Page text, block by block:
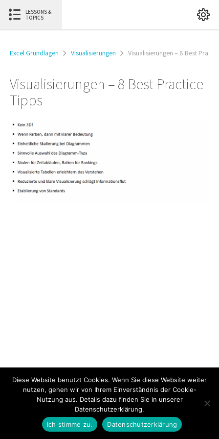
LESSONS &
TOPICS
Excel Grundlagen Visualisierungen Visualisierungen – 8 Best
Visualisierungen – 8 Best Practice
Tipps
PREVIOUS THEMA BACK TO LEKTION
Diese Website benutzt Cookies. Wenn Sie diese Website weiter
nutzen, gehen wir von Ihrem Einverständnis der Cookie-
Nutzung aus. Details dazu finden Sie in unserer
Datenschutzerklärung.
Ich stimme zu.
Datenschutzerklärung